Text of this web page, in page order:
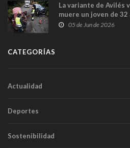
La variante de Avilés
muere un joven de
frontal
05 de Jun de 2026
CATEGORÍAS
Actualidad
Deportes
Sostenibilidad